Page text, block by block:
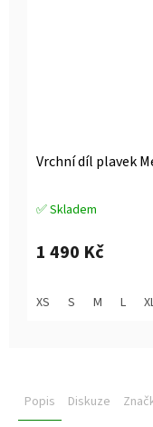
Vrchní díl plavek
Průměrné
produktu
je
z
✅ Skladem
1 490 Kč
XS S M L
Popis Diskuze